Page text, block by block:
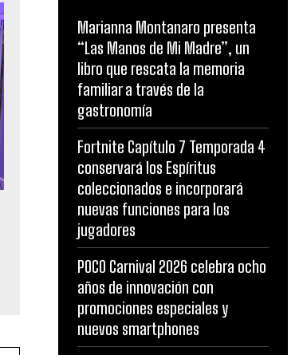
Marianna Montanaro presenta
“Las Manos de Mi Madre”, un
libro que rescata la memoria
familiar a través de la
gastronomía
Fortnite Capítulo 7 Temporada 4
conservará los Espíritus
coleccionados e incorporará
nuevas funciones para los
jugadores
POCO Carnival 2026 celebra ocho
años de innovación con
promociones especiales y
nuevos smartphones